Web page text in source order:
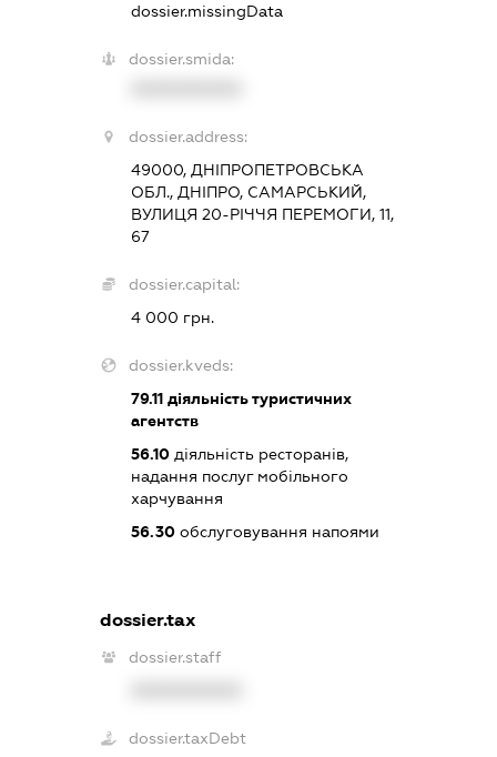
dossier.missingData
dossier.smida:
dossier.address:
49000, ДНІПРОПЕТРОВСЬКА
ОБЛ., ДНІПРО, САМАРСЬКИЙ,
ВУЛИЦЯ 20-РІЧЧЯ ПЕРЕМОГИ, 11,
67
dossier.capital:
4 000 грн.
dossier.kveds:
79.11 діяльність туристичних
агентств
56.10 діяльність ресторанів,
надання послуг мобільного
харчування
56.30 обслуговування напоями
dossier.tax
dossier.staff
dossier.taxDebt